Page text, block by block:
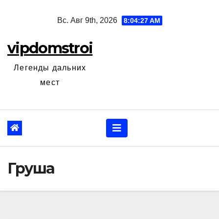
Вс. Авг 9th, 2026 8:04:29 AM
vipdomstroi
Легенды дальних
мест
Груша